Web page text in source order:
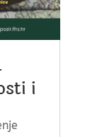
i